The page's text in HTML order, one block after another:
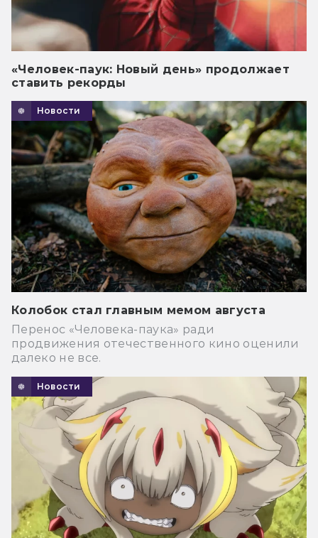
«Человек-паук: Новый день» продолжает
ставить рекорды
Новости
Колобок стал главным мемом августа
Перенос «Человека-паука» ради
продвижения отечественного кино оценили
далеко не все.
Новости